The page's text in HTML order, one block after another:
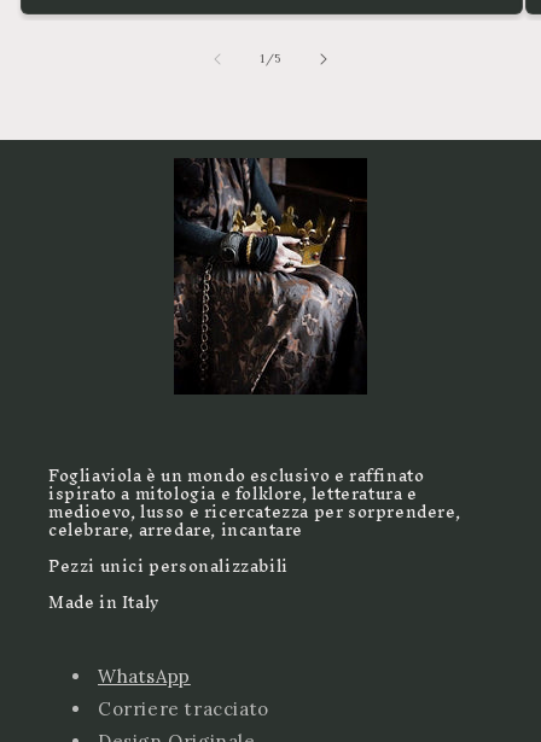
1 /su5
Fogliaviola è un mondo esclusivo e raffinato
ispirato a mitologia e folklore, letteratura e
medioevo, lusso e ricercatezza per sorprendere,
celebrare, arredare, incantare
Pezzi unici personalizzabili
Made in Italy
WhatsApp
Corriere tracciato